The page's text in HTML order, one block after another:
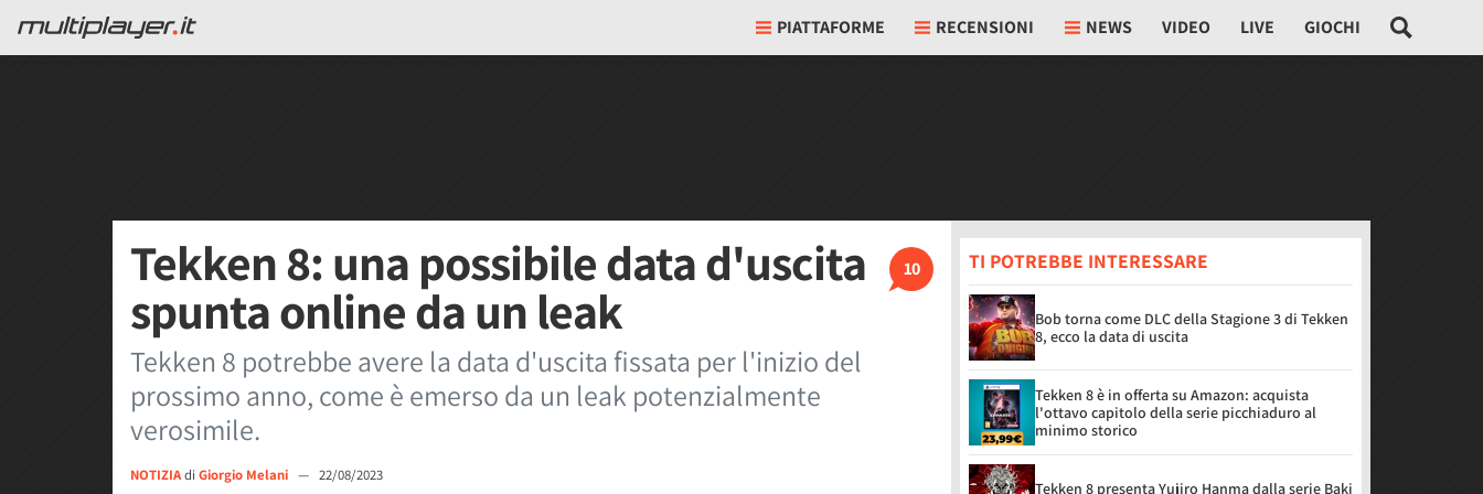
PIATTAFORME RECENSIONI NEWS VIDEO LIVE GIOCHI
10
Tekken 8: una possibile data d'uscita
spunta online da un leak
Tekken 8 potrebbe avere la data d'uscita fissata per l'inizio del
prossimo anno, come è emerso da un leak potenzialmente
verosimile.
NOTIZIAdi Giorgio Melani — 22/08/2023
TI POTREBBE INTERESSARE
Bob torna come DLC della Stagione 3 di Tekken
8, ecco la data di uscita
Tekken 8 è in offerta su Amazon: acquista
l'ottavo capitolo della serie picchiaduro al
minimo storico
Tekken 8 presenta Yujiro Hanma dalla serie Baki